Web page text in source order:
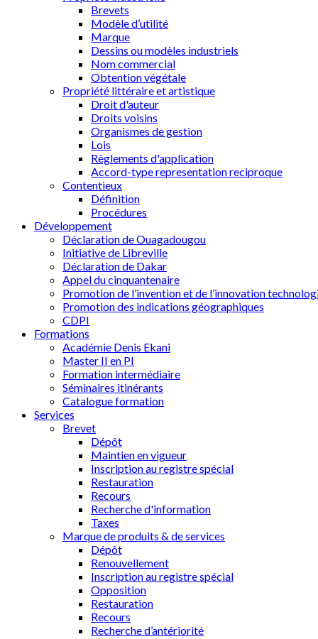
Brevets
Modèle d’utilité
Marque
Dessins ou modèles industriels
Nom commercial
Obtention végétale
Propriété littéraire et artistique
Droit d'auteur
Droits voisins
Organismes de gestion
Lois
Règlements d'application
Accord-type representation reciproque
Contentieux
Définition
Procédures
Développement
Déclaration de Ouagadougou
Initiative de Libreville
Déclaration de Dakar
Appel du cinquantenaire
Promotion de l’invention et de l’innovation
Promotion des indications géographiques
CDPI
Formations
Académie Denis Ekani
Master II en PI
Formation intermédiaire
Séminaires itinérants
Catalogue formation
Services
Brevet
Dépôt
Maintien en vigueur
Inscription au registre spécial
Restauration
Recours
Recherche d'information
Taxes
Marque de produits & de services
Dépôt
Renouvellement
Inscription au registre spécial
Opposition
Restauration
Recours
Recherche d’antériorité